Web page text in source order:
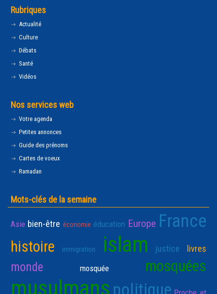
Rubriques
Actualité
Culture
Débats
Santé
Vidéos
Nos services web
Votre agenda
Petites annonces
Guide des prénoms
Cartes de voeux
Ramadan
Mots-clés de la semaine
Asie bien-être économie éducation Europe France
histoire immigration islam justice livres
monde mosquée mosquées
musulmans politique